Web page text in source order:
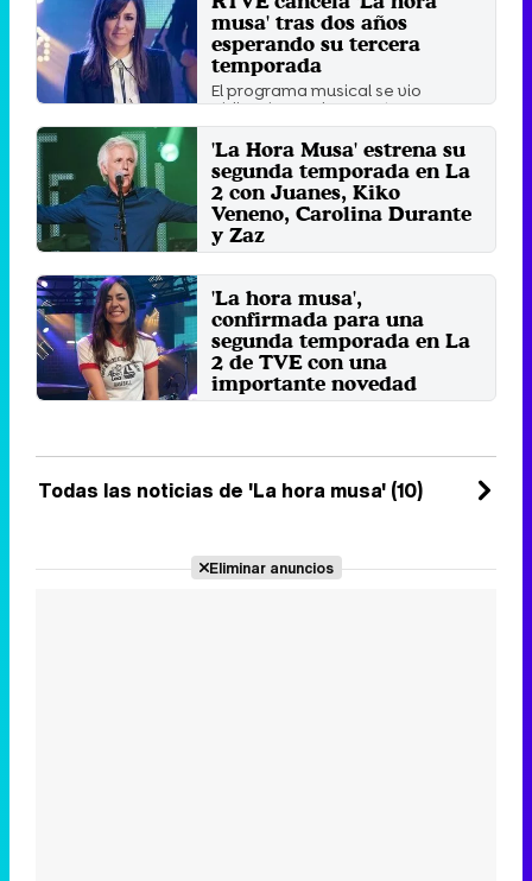
musa' tras dos años
esperando su tercera
temporada
El programa musical se vio
obligado a aplazar su tercera
temporada a causa de la Covid.
Viernes 15 Abril 2022 12:02
'La Hora Musa' estrena su
segunda temporada en La
2 con Juanes, Kiko
Veneno, Carolina Durante
y Zaz
regresa con su segunda
temporada de la mano de Maika
Makovski ...
Martes 1 Octubre 2019 18:55
'La hora musa',
confirmada para una
segunda temporada en La
2 de TVE con una
importante novedad
Maika Makovski ha
Todas las noticias de 'La hora musa' (10)
Eliminar anuncios